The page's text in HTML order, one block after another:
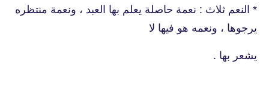
* النعم ثلاث : نعمة حاصلة يعلم بها العبد ، ونعمة منتظره
يرجوها ، ونعمه هو فيها لا
يشعر بها .